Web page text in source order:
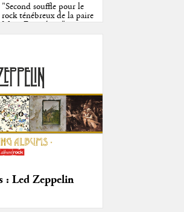
"Second souffle pour le
rock ténébreux de la paire
Moss-Fazendeiro"
: Led Zeppelin